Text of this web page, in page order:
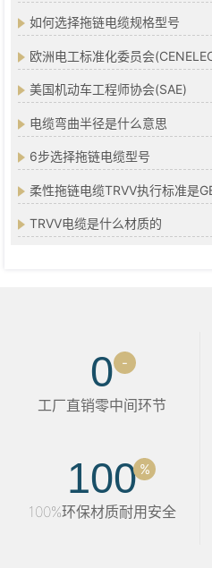
如何选择拖链电缆规格型号
欧洲电工标准化委员会
美国机动车工程师协会(SAE)
电缆弯曲半径是什么意思
6步选择拖链电缆型号
TRVV电缆是什么材质的
0 -
工厂直销零中间环节
100 %
100%环保材质耐用安全